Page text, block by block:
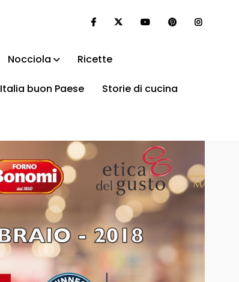
Nocciola Ricette
Italia buon Paese Storie di cucina